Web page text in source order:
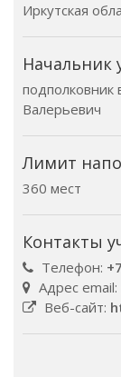
Иркутская
Начальник
подполковник
Валерьевич
Лимит
360 мест
Контакты
Телефон:
Адрес email:
Веб-сайт: